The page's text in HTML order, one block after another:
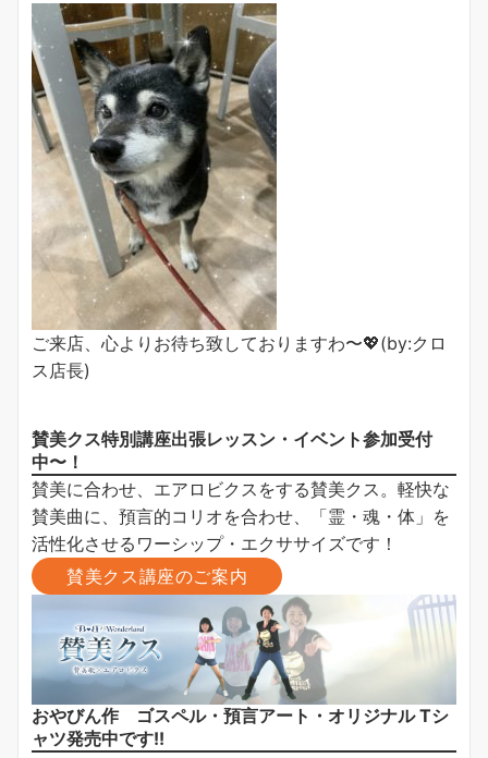
ご来店、心よりお待ち致しておりますわ〜💖(by:クロ
ス店長)
賛美クス特別講座出張レッスン・イベント参加受付
中〜！
賛美に合わせ、エアロビクスをする賛美クス。軽快な
賛美曲に、預言的コリオを合わせ、「霊・魂・体」を
活性化させるワーシップ・エクササイズです！
賛美クス講座のご案内
おやびん作 ゴスペル・預言アート・オリジナル Tシ
ャツ発売中です!!